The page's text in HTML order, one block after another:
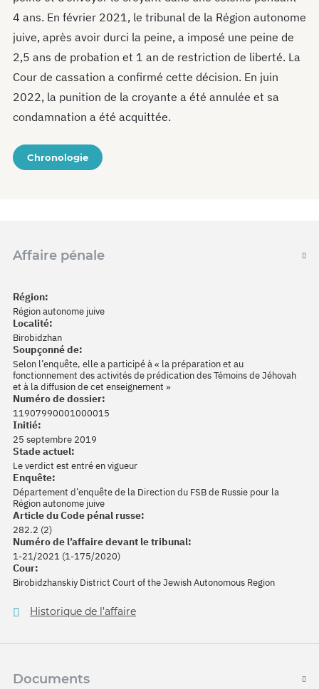
4 ans. En février 2021, le tribunal de la Région autonome
juive, après avoir durci la peine, a imposé une peine de
2,5 ans de probation et 1 an de restriction de liberté. La
Cour de cassation a confirmé cette décision. En juin
2022, la punition de la croyante a été annulée et sa
condamnation a été acquittée.
Chronologie
Affaire pénale
Région:
Région autonome juive
Localité:
Birobidzhan
Soupçonné de:
Selon l’enquête, elle a participé à « la préparation et au
fonctionnement des activités de prédication des Témoins de Jéhovah
et à la diffusion de cet enseignement »
Numéro de dossier:
11907990001000015
Initié:
25 septembre 2019
Stade actuel:
Le verdict est entré en vigueur
Enquête:
Département d’enquête de la Direction du FSB de Russie pour la
Région autonome juive
Article du Code pénal russe:
282.2 (2)
Numéro de l’affaire devant le tribunal:
1-21/2021 (1-175/2020)
Cour:
Birobidzhanskiy District Court of the Jewish Autonomous Region
Historique de l’affaire
Documents